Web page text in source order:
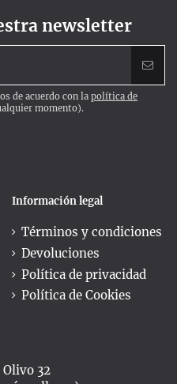
newsletter
de acuerdo con la política de
momento).
Información legal
Términos y condiciones
Devoluciones
Política de privacidad
Política de Cookies
Olivo 32